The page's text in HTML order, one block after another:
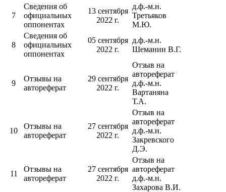
7
Сведения об
официальных
оппонентах
13 сентября
2022 г.
д.ф.-м.н.
Третьяков
М.Ю.
8
Сведения об
официальных
оппонентах
05 сентября
2022 г.
д.ф.-м.н.
Шеманин В.Г.
9
Отзывы на
автореферат
29 сентября
2022 г.
Отзыв на
автореферат
д.ф.-м.н.
Вартаняна
Т.А.
10
Отзывы на
автореферат
27 сентября
2022 г.
Отзыв на
автореферат
д.ф.-м.н.
Закревского
Д.Э.
11
Отзывы на
автореферат
27 сентября
2022 г.
Отзыв на
автореферат
д.ф.-м.н.
Захарова В.И.